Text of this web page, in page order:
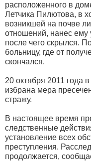
расположенного в
Летчика Пилютова, в
возникшей на почве
отношений, нанес ему
после чего скрылся.
больницу, где от
скончался.
20 октября 2011 года
избрана мера
стражу.
В настоящее время
следственные
установление всех
преступления.
продолжается,